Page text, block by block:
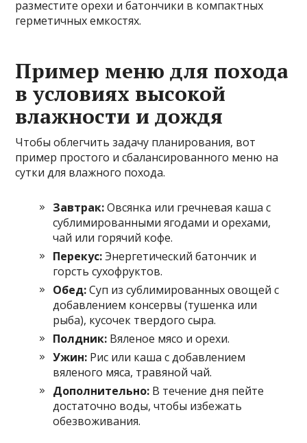
разместите орехи и батончики в компактных
герметичных емкостях.
Пример меню для похода
в условиях высокой
влажности и дождя
Чтобы облегчить задачу планирования, вот
пример простого и сбалансированного меню на
сутки для влажного похода.
Завтрак:Овсянка или гречневая каша с
сублимированными ягодами и орехами,
чай или горячий кофе.
Перекус:Энергетический батончик и
горсть сухофруктов.
Обед:Суп из сублимированных овощей с
добавлением консервы (тушенка или
рыба), кусочек твердого сыра.
Полдник: Вяленое мясо и орехи.
Ужин: Рис или каша с добавлением
вяленого мяса, травяной чай.
Дополнительно: В течение дня пейте
достаточно воды, чтобы избежать
обезвоживания.